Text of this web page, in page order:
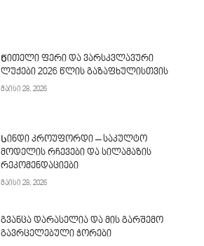
Წითელი ფერი და ვარსკვლავური
ლუქები 2026 წლის გაზაფხულისთვის
მაისი 28, 2026
Სინდი კროუფორდი – საკულტო
მოდელის რჩევები და სილამაზის
რეკომენდაციები
მაისი 28, 2026
გვანცა დარასელია და მის გარშემო
გავრცელებული ჭორები